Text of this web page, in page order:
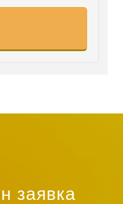
заявка